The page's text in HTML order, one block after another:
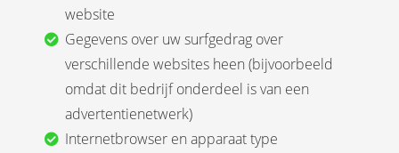
website
Gegevens over uw surfgedrag over
verschillende websites heen (bijvoorbeeld
omdat dit bedrijf onderdeel is van een
advertentienetwerk)
Internetbrowser en apparaat type